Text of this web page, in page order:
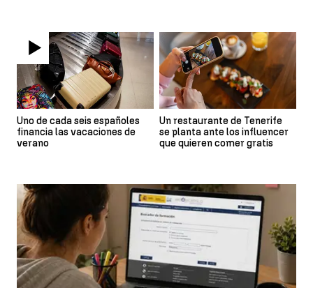
Uno de cada seis españoles
financia las vacaciones de
verano
Un restaurante de Tenerife
se planta ante los influencer
que quieren comer gratis